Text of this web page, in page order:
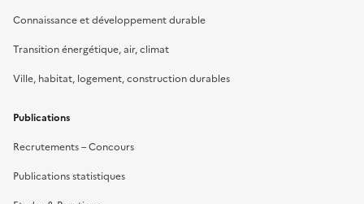
Connaissance et développement durable
Transition énergétique, air, climat
Ville, habitat, logement, construction durables
Publications
Recrutements – Concours
Publications statistiques